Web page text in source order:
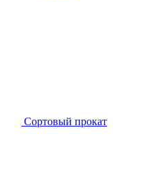
Сортовый прокат